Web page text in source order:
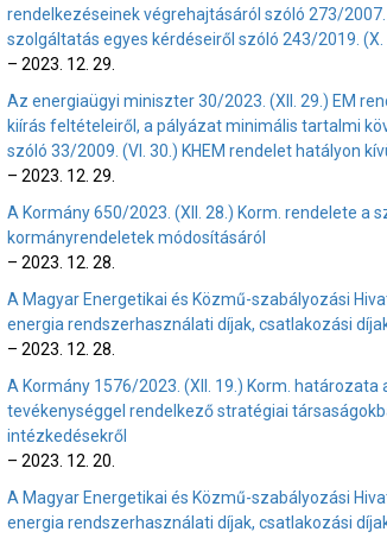
rendelkezéseinek végrehajtásáról szóló 273/
szolgáltatás egyes kérdéseiről szóló 243/2019.
– 2023. 12. 29.
Az energiaügyi miniszter 30/2023. (XII. 29.) EM
kiírás feltételeiről, a pályázat minimális tartalmi
szóló 33/2009. (VI. 30.) KHEM rendelet hatályon
– 2023. 12. 29.
A Kormány 650/2023. (XII. 28.) Korm. rendelete
kormányrendeletek módosításáról
– 2023. 12. 28.
A Magyar Energetikai és Közmű-szabályozási
energia rendszerhasználati díjak, csatlakozási
– 2023. 12. 28.
A Kormány 1576/2023. (XII. 19.) Korm.
tevékenységgel rendelkező stratégiai
intézkedésekről
– 2023. 12. 20.
A Magyar Energetikai és Közmű-szabályozási
energia rendszerhasználati díjak, csatlakozási